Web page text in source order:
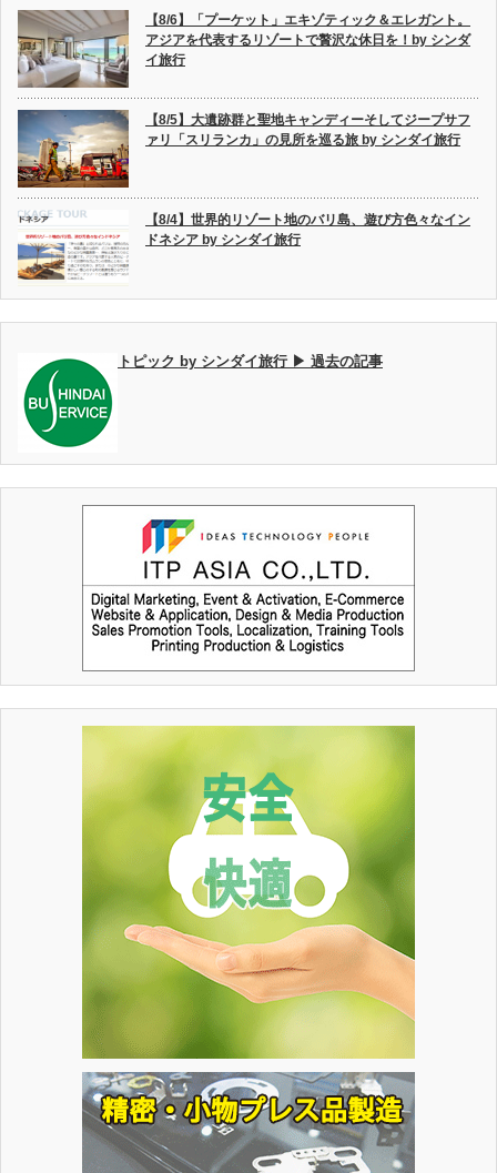
【8/6】「プーケット」エキゾティック＆エレガント。
アジアを代表するリゾートで贅沢な休日を！by シンダ
イ旅行
【8/5】大遺跡群と聖地キャンディーそしてジープサフ
ァリ「スリランカ」の見所を巡る旅 by シンダイ旅行
【8/4】世界的リゾート地のバリ島、遊び方色々なイン
ドネシア by シンダイ旅行
トピック by シンダイ旅行 ▶ 過去の記事